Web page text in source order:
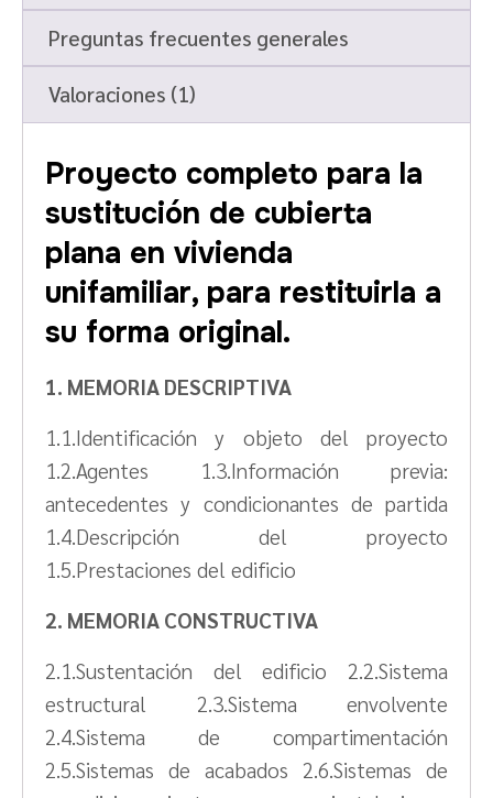
Preguntas frecuentes generales
Valoraciones (1)
Proyecto completo para la
sustitución de cubierta
plana en vivienda
unifamiliar, para restituirla a
su forma original.
1. MEMORIA DESCRIPTIVA
1.1.Identificación y objeto del proyecto
1.2.Agentes 1.3.Información previa:
antecedentes y condicionantes de partida
1.4.Descripción del proyecto
1.5.Prestaciones del edificio
2. MEMORIA CONSTRUCTIVA
2.1.Sustentación del edificio 2.2.Sistema
estructural 2.3.Sistema envolvente
2.4.Sistema de compartimentación
2.5.Sistemas de acabados 2.6.Sistemas de